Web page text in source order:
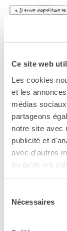
Ce site web
Les cookies
et les
médias
partageons
notre site avec
publicité et
avec d'autres
ou qu'ils ont
Nécessaires